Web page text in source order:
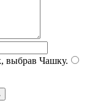
выбрав Чашку.